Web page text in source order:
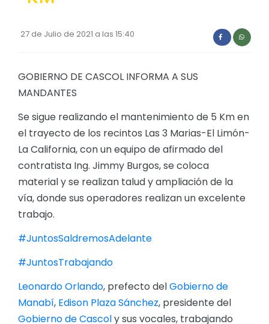
27 de Julio de 2021 a las 15:40
GOBIERNO DE CASCOL INFORMA A SUS
MANDANTES
Se sigue realizando el mantenimiento de 5 Km en
el trayecto de los recintos Las 3 Marias-El Limón-
La California, con un equipo de afirmado del
contratista Ing. Jimmy Burgos, se coloca
material y se realizan talud y ampliación de la
vía, donde sus operadores realizan un excelente
trabajo.
#JuntosSaldremosAdelante
#JuntosTrabajando
Leonardo Orlando, prefecto delGobierno de
Manabí, Edison Plaza Sánchez, presidente del
Gobierno de Cascoly sus vocales, trabajando